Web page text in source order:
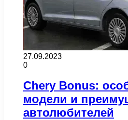
27.09.2023
0
Chery Bonus:
модели и
автолюбителей